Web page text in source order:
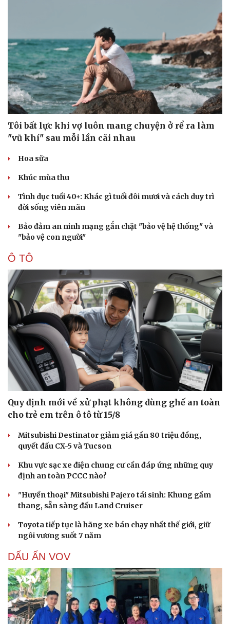
Tôi bất lực khi vợ luôn mang chuyện ở rể ra làm
"vũ khí" sau mỗi lần cãi nhau
Hoa sữa
Khúc mùa thu
Tình dục tuổi 40+: Khác gì tuổi đôi mươi và cách duy trì
đời sống viên mãn
Bảo đảm an ninh mạng gắn chặt "bảo vệ hệ thống" và
"bảo vệ con người"
Ô TÔ
Quy định mới về xử phạt không dùng ghế an toàn
cho trẻ em trên ô tô từ 15/8
Mitsubishi Destinator giảm giá gần 80 triệu đồng,
quyết đấu CX-5 và Tucson
Khu vực sạc xe điện chung cư cần đáp ứng những quy
định an toàn PCCC nào?
"Huyền thoại" Mitsubishi Pajero tái sinh: Khung gầm
thang, sẵn sàng đấu Land Cruiser
Toyota tiếp tục là hãng xe bán chạy nhất thế giới, giữ
ngôi vương suốt 7 năm
DẤU ẤN VOV